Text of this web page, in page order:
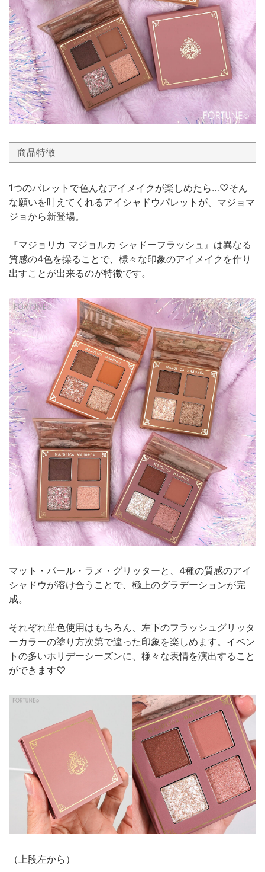
商品特徴
1つのパレットで色んなアイメイクが楽しめたら…♡そん
な願いを叶えてくれるアイシャドウパレットが、マジョマ
ジョから新登場。
『マジョリカ マジョルカ シャドーフラッシュ』は異なる
質感の4色を操ることで、様々な印象のアイメイクを作り
出すことが出来るのが特徴です。
マット・パール・ラメ・グリッターと、4種の質感のアイ
シャドウが溶け合うことで、極上のグラデーションが完
成。
それぞれ単色使用はもちろん、左下のフラッシュグリッタ
ーカラーの塗り方次第で違った印象を楽しめます。イベン
トの多いホリデーシーズンに、様々な表情を演出すること
ができます♡
（上段左から）